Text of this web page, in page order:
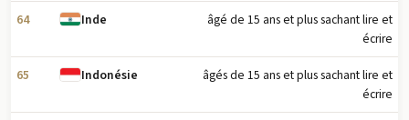
64 Inde
âgé de 15 ans et plus sachant lire et
écrire
65 Indonésie
âgés de 15 ans et plus sachant lire et
écrire